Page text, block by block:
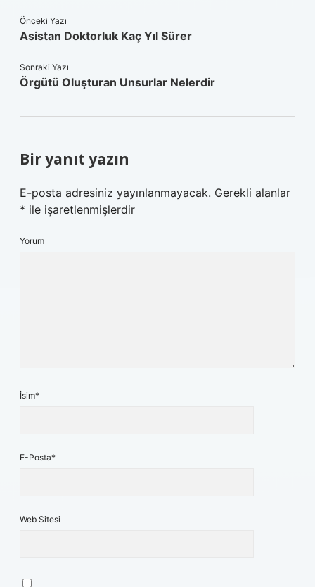
Önceki Yazı
Asistan Doktorluk Kaç Yıl Sürer
Sonraki Yazı
Örgütü Oluşturan Unsurlar Nelerdir
Bir yanıt yazın
E-posta adresiniz yayınlanmayacak. Gerekli alanlar
* ile işaretlenmişlerdir
Yorum
İsim*
E-Posta*
Web Sitesi